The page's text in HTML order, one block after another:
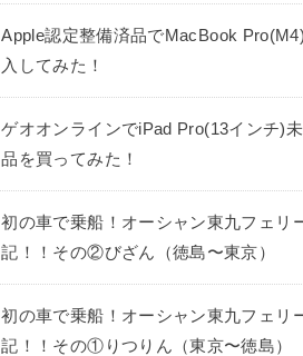
Apple認定整備済品でMacBook
入してみた！
ゲオオンラインでiPad Pro(13インチ)
品を買ってみた！
初の車で乗船！オーシャン東九フェリ
記！！その②びざん（徳島〜東京）
初の車で乗船！オーシャン東九フェリ
記！！その①りつりん（東京〜徳島）